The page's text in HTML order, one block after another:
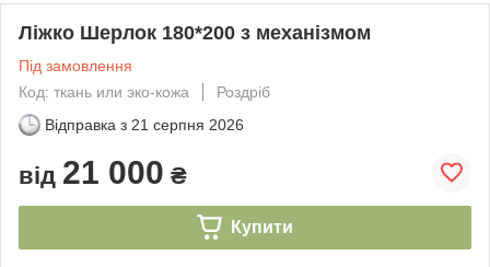
Ліжко Шерлок 180*200 з механізмом
Під замовлення
Код: ткань или эко-кожа
Роздріб
Відправка з 21 серпня 2026
від 21 000 ₴
Купити